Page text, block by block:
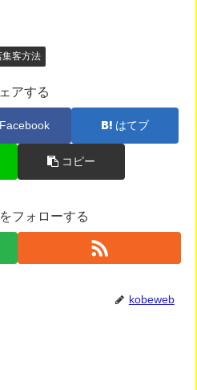
集客方法
アする
Facebook はてブ
コピー
フォローする
kobeweb